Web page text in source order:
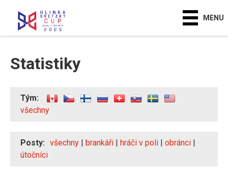
MENU
Statistiky
Tým:
všechny
Posty: všechny | brankáři | hráči v poli | obránci |
útočníci